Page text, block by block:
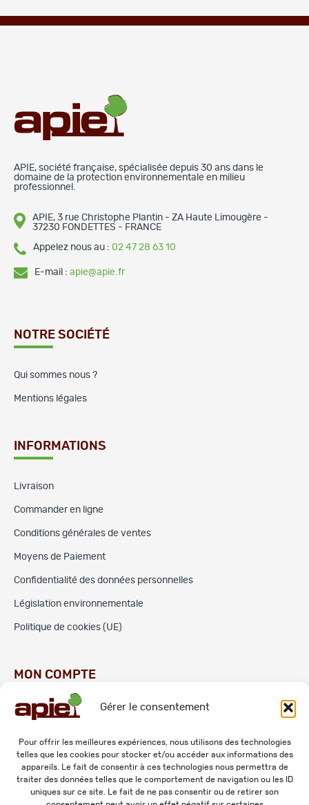
Gérer le consentement
Pour offrir les meilleures expériences, nous utilisons des technologies
telles que les cookies pour stocker et/ou accéder aux informations des
appareils. Le fait de consentir à ces technologies nous permettra de
traiter des données telles que le comportement de navigation ou les ID
uniques sur ce site. Le fait de ne pas consentir ou de retirer son
APIE, société française, spécialisée depuis 30 ans dans le
domaine de la protection environnementale en milieu
professionnel.
APIE, 3 rue Christophe Plantin - ZA Haute Limougère -
37230 FONDETTES - FRANCE
Appelez nous au : 02 47 28 63 10
E-mail : apie@apie.fr
NOTRE SOCIÉTÉ
Qui sommes nous ?
Mentions légales
INFORMATIONS
Livraison
Commander en ligne
Conditions générales de ventes
Moyens de Paiement
Confidentialité des données personnelles
Législation environnementale
Politique de cookies (UE)
MON COMPTE
Commandes
Adresses
Mes informations personnelles